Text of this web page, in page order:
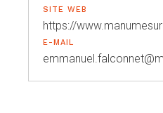
SITE WEB
https://
E-MAIL